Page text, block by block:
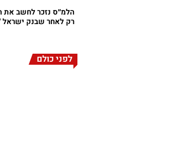
הלמ״ס נזכר לחשב את
רק לאחר שבנק ישראל
לפני כולם